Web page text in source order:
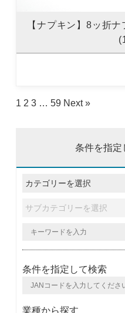
【ナプキン】8ッ折
1 2 3 … 59 Next »
条件を指定
条件を指定して検索
業種から探す